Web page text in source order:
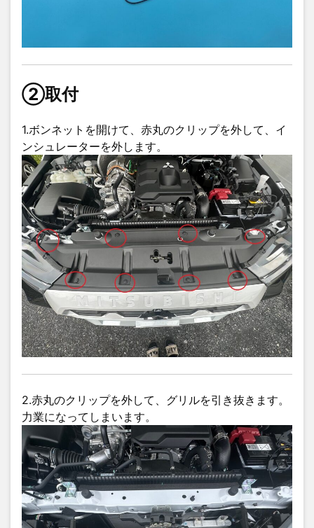
②取付
1.ボンネットを開けて、赤丸のクリップを外して、イ
ンシュレーターを外します。
2.赤丸のクリップを外して、グリルを引き抜きます。
力業になってしまいます。